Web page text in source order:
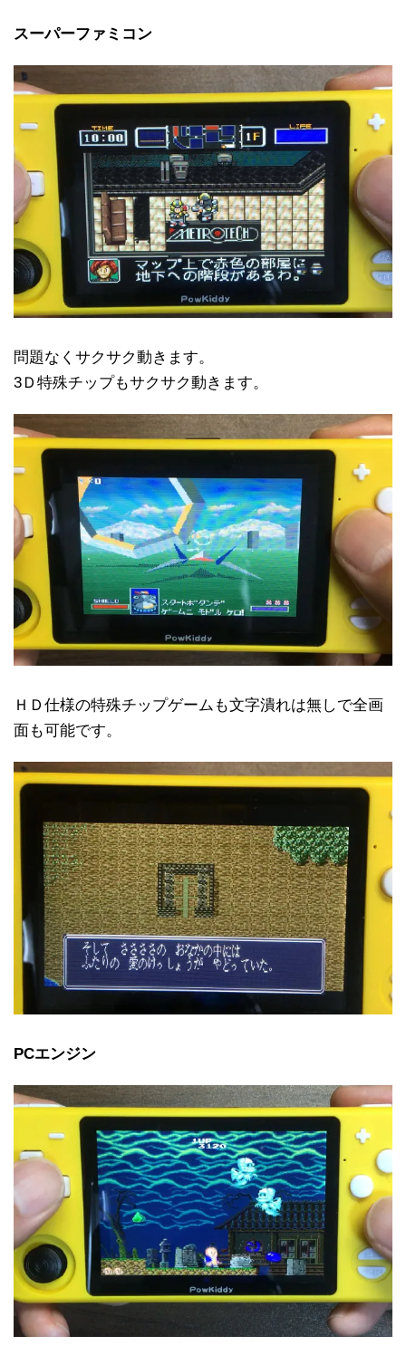
スーパーファミコン
問題なくサクサク動きます。
3Ｄ特殊チップもサクサク動きます。
ＨＤ仕様の特殊チップゲームも文字潰れは無しで全画
面も可能です。
PCエンジン